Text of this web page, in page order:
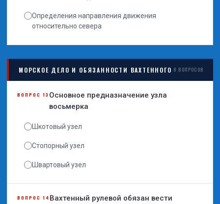
Определения направления движения
относительно севера
МОРСКОЕ ДЕЛО И ОБЯЗАННОСТИ ВАХТЕННОГО 8 ВОПРОСОВ
ВОПРОС 13 Основное предназначение узла
восьмерка
Шкотовый узел
Стопорный узел
Швартовый узел
ВОПРОС 14 Вахтенный рулевой обязан вести